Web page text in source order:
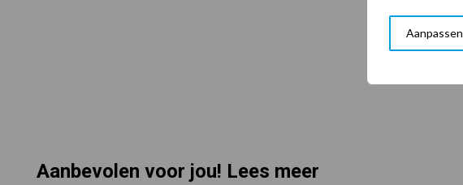
Aanpassen
Aanbevolen voor jou! Lees meer